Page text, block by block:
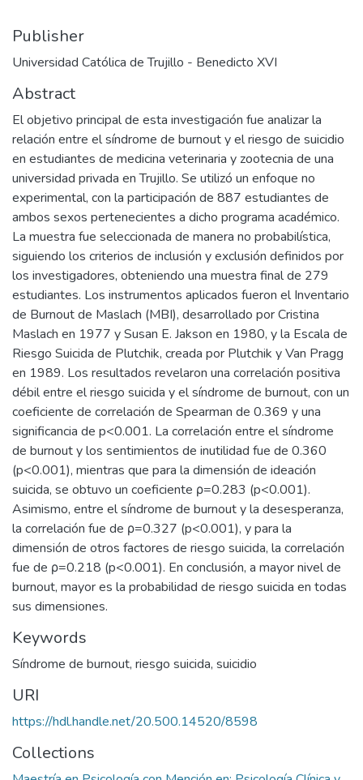
Publisher
Universidad Católica de Trujillo - Benedicto XVI
Abstract
El objetivo principal de esta investigación fue analizar la
relación entre el síndrome de burnout y el riesgo de suicidio
en estudiantes de medicina veterinaria y zootecnia de una
universidad privada en Trujillo. Se utilizó un enfoque no
experimental, con la participación de 887 estudiantes de
ambos sexos pertenecientes a dicho programa académico.
La muestra fue seleccionada de manera no probabilística,
siguiendo los criterios de inclusión y exclusión definidos por
los investigadores, obteniendo una muestra final de 279
estudiantes. Los instrumentos aplicados fueron el Inventario
de Burnout de Maslach (MBI), desarrollado por Cristina
Maslach en 1977 y Susan E. Jakson en 1980, y la Escala de
Riesgo Suicida de Plutchik, creada por Plutchik y Van Pragg
en 1989. Los resultados revelaron una correlación positiva
débil entre el riesgo suicida y el síndrome de burnout, con un
coeficiente de correlación de Spearman de 0.369 y una
significancia de p<0.001. La correlación entre el síndrome
de burnout y los sentimientos de inutilidad fue de 0.360
(p<0.001), mientras que para la dimensión de ideación
suicida, se obtuvo un coeficiente ρ=0.283 (p<0.001).
Asimismo, entre el síndrome de burnout y la desesperanza,
la correlación fue de ρ=0.327 (p<0.001), y para la
dimensión de otros factores de riesgo suicida, la correlación
fue de ρ=0.218 (p<0.001). En conclusión, a mayor nivel de
burnout, mayor es la probabilidad de riesgo suicida en todas
sus dimensiones.
Keywords
Síndrome de burnout, riesgo suicida, suicidio
URI
https://hdl.handle.net/20.500.14520/8598
Collections